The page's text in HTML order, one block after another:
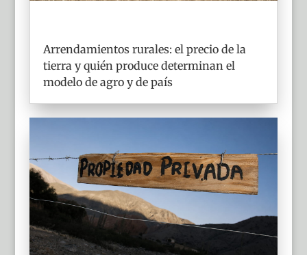
Arrendamientos rurales: el precio de la
tierra y quién produce determinan el
modelo de agro y de país